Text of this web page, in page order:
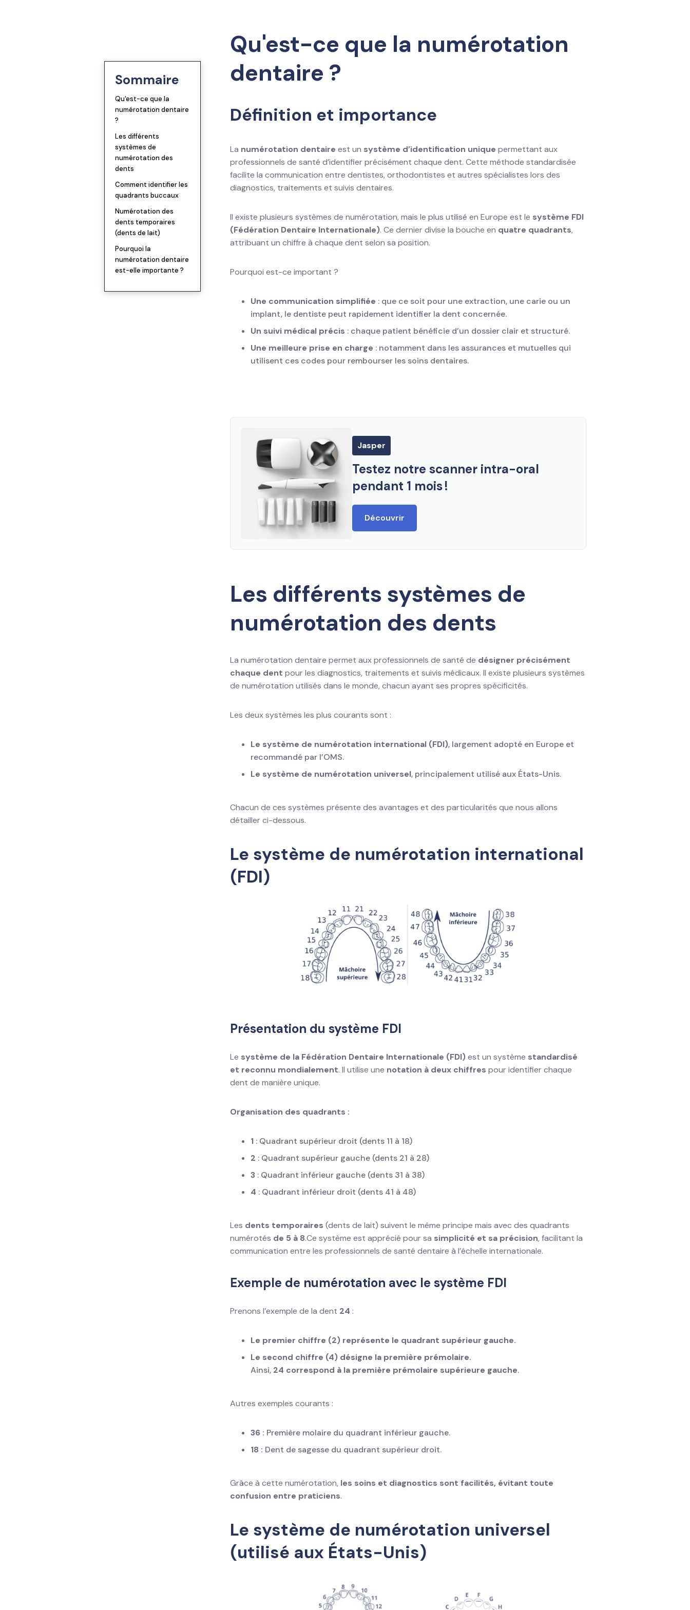
Sommaire
Qu'est-ce que la
numérotation dentaire
?
Les différents
systèmes de
numérotation des
dents
Comment identifier les
quadrants buccaux
Numérotation des
dents temporaires
(dents de lait)
Pourquoi la
numérotation dentaire
est-elle importante ?
Qu'est-ce que la numérotation
dentaire ?
Définition et importance
La numérotation dentaire est un système d’identification unique permettant aux
professionnels de santé d’identifier précisément chaque dent. Cette méthode standardisée
facilite la communication entre dentistes, orthodontistes et autres spécialistes lors des
diagnostics, traitements et suivis dentaires.
Il existe plusieurs systèmes de numérotation, mais le plus utilisé en Europe est le système FDI
(Fédération Dentaire Internationale). Ce dernier divise la bouche en quatre quadrants,
attribuant un chiffre à chaque dent selon sa position.
Pourquoi est-ce important ?
Une communication simplifiée : que ce soit pour une extraction, une carie ou un
implant, le dentiste peut rapidement identifier la dent concernée.
Un suivi médical précis : chaque patient bénéficie d’un dossier clair et structuré.
Une meilleure prise en charge : notamment dans les assurances et mutuelles qui
utilisent ces codes pour rembourser les soins dentaires.
Jasper
Testez notre scanner intra-oral
pendant 1 mois !
Découvrir
Les différents systèmes de
numérotation des dents
La numérotation dentaire permet aux professionnels de santé de désigner précisément
chaque dent pour les diagnostics, traitements et suivis médicaux. Il existe plusieurs systèmes
de numérotation utilisés dans le monde, chacun ayant ses propres spécificités.
Les deux systèmes les plus courants sont :
Le système de numérotation international (FDI), largement adopté en Europe et
recommandé par l’OMS.
Le système de numérotation universel, principalement utilisé aux États-Unis.
Chacun de ces systèmes présente des avantages et des particularités que nous allons
détailler ci-dessous.
Le système de numérotation international
(FDI)
Présentation du système FDI
Le système de la Fédération Dentaire Internationale (FDI)est un système standardisé
et reconnu mondialement. Il utilise une notation à deux chiffres pour identifier chaque
dent de manière unique.
Organisation des quadrants :
1 : Quadrant supérieur droit (dents 11 à 18)
2 : Quadrant supérieur gauche (dents 21 à 28)
3 : Quadrant inférieur gauche (dents 31 à 38)
4 : Quadrant inférieur droit (dents 41 à 48)
Les dents temporaires (dents de lait) suivent le même principe mais avec des quadrants
numérotés de 5 à 8.Ce système est apprécié pour sa simplicité et sa précision, facilitant la
communication entre les professionnels de santé dentaire à l’échelle internationale.
Exemple de numérotation avec le système FDI
Prenons l’exemple de la dent 24 :
Le premier chiffre (2) représente le quadrant supérieur gauche.
Le second chiffre (4) désigne la première prémolaire.
Ainsi, 24 correspond à la première prémolaire supérieure gauche.
Autres exemples courants :
36 : Première molaire du quadrant inférieur gauche.
18 : Dent de sagesse du quadrant supérieur droit.
Grâce à cette numérotation, les soins et diagnostics sont facilités, évitant toute
confusion entre praticiens.
Le système de numérotation universel
(utilisé aux États-Unis)